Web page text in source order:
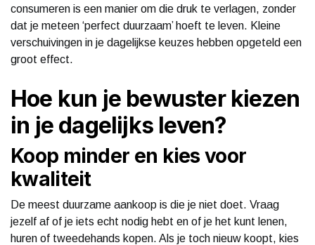
consumeren is een manier om die druk te verlagen, zonder
dat je meteen ‘perfect duurzaam’ hoeft te leven. Kleine
verschuivingen in je dagelijkse keuzes hebben opgeteld een
groot effect.
Hoe kun je bewuster kiezen
in je dagelijks leven?
Koop minder en kies voor
kwaliteit
De meest duurzame aankoop is die je niet doet. Vraag
jezelf af of je iets echt nodig hebt en of je het kunt lenen,
huren of tweedehands kopen. Als je toch nieuw koopt, kies